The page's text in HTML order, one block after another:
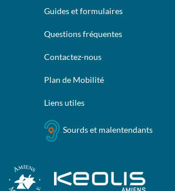
Guides et formulaires
Questions fréquentes
Contactez-nous
Plan de Mobilité
Liens utiles
Sourds et malentendants